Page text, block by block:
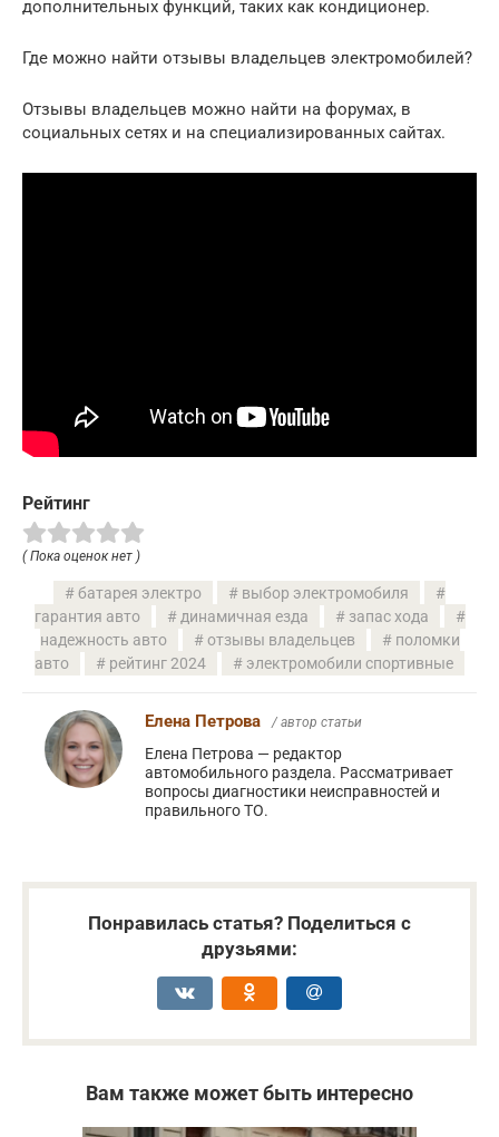
дополнительных функций, таких как кондиционер.
Где можно найти отзывы владельцев электромобилей?
Отзывы владельцев можно найти на форумах, в
социальных сетях и на специализированных сайтах.
Рейтинг
( Пока оценок нет )
батарея электро
выбор электромобиля
гарантия авто
динамичная езда
запас хода
надежность авто
отзывы владельцев
поломки
авто
рейтинг 2024 электромобили спортивные
Елена Петрова / автор статьи
Елена Петрова — редактор
автомобильного раздела. Рассматривает
вопросы диагностики неисправностей и
правильного ТО.
Понравилась статья? Поделиться с
друзьями:
Вам также может быть интересно